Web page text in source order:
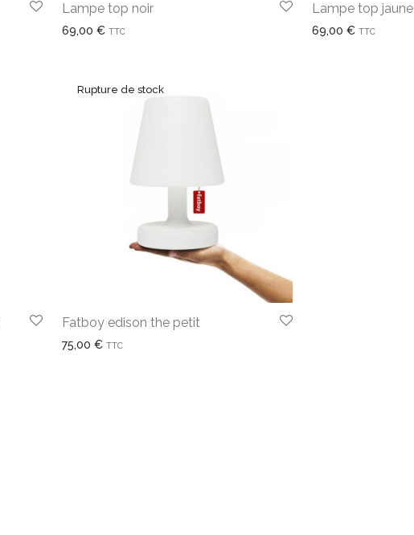
Lampe top noir
69,00 € TTC
Lampe top jaune
69,00 € TTC
Fatboy edison the petit
75,00 € TTC